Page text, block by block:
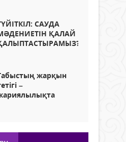
САУДА
ҚАЛАЙ
жарқын
–